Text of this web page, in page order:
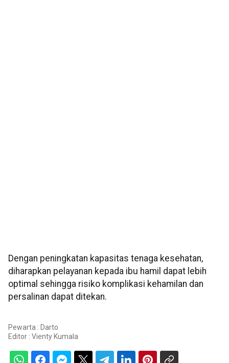
Dengan peningkatan kapasitas tenaga kesehatan,
diharapkan pelayanan kepada ibu hamil dapat lebih
optimal sehingga risiko komplikasi kehamilan dan
persalinan dapat ditekan.
Pewarta : Darto
Editor : Vienty Kumala